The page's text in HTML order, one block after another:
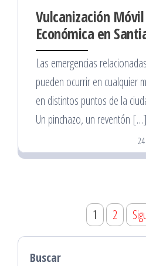
Vulcanización
Económica en
Las emergencias
pueden ocurrir en cualquier
en distintos puntos de la
Un pinchazo, un reventón […]
Paginación
de
entradas
1 2
Buscar